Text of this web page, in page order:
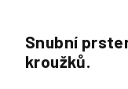
Snubní
kroužků.